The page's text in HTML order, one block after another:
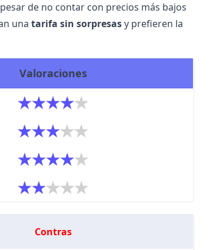
de no contar con precios más bajos
una tarifa sin sorpresasy prefieren la
Valoraciones
Contras